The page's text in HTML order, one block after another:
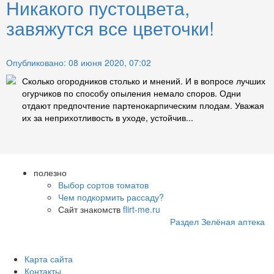
Никакого пустоцвета,
завяжутся все цветочки!
Опубликовано: 08 июня 2020, 07:02
Сколько огородников столько и мнений. И в вопросе лучших
огурчиков по способу опыления немало споров. Одни
отдают предпочтение партенокарпическим плодам. Уважая
их за неприхотливость в уходе, устойчив...
полезно
Выбор сортов томатов
Чем подкормить рассаду?
Сайт знакомств flirt-me.ru
Раздел Зелёная аптека
Карта сайта
Контакты